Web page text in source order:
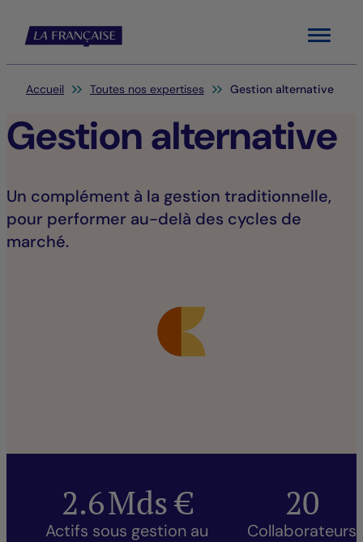
Menu
Vous êtes ici:
Accueil Toutes nos expertises Gestion alternative
Gestion alternative
Un complément à la gestion traditionnelle,
pour performer au-delà des cycles de
marché.
2.6Mds €
Actifs sous gestion au
20
Collaborateurs